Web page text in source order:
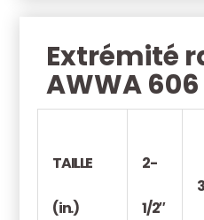
Extrémité
AWWA 606
TAILLE
(in.)
2-
1/2″